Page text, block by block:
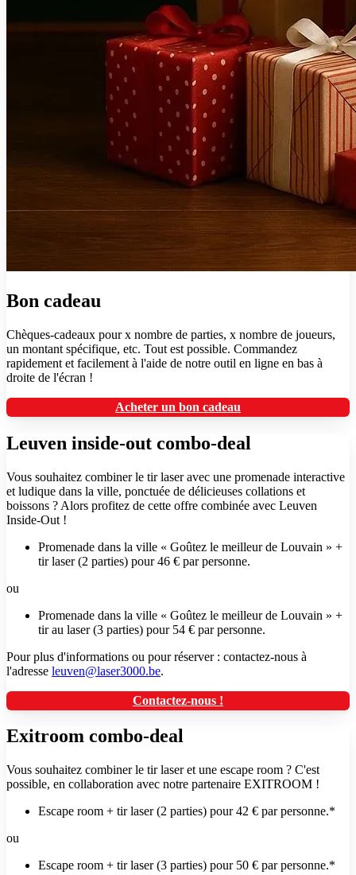
Bon cadeau
Chèques-cadeaux pour x nombre de parties, x nombre de joueurs,
un montant spécifique, etc. Tout est possible. Commandez
rapidement et facilement à l'aide de notre outil en ligne en bas à
droite de l'écran !
Acheter un bon cadeau
Leuven inside-out combo-deal
Vous souhaitez combiner le tir laser avec une promenade interactive
et ludique dans la ville, ponctuée de délicieuses collations et
boissons ? Alors profitez de cette offre combinée avec Leuven
Inside-Out !
Promenade dans la ville « Goûtez le meilleur de Louvain » +
tir laser (2 parties) pour 46 € par personne.
ou
Promenade dans la ville « Goûtez le meilleur de Louvain » +
tir au laser (3 parties) pour 54 € par personne.
Pour plus d'informations ou pour réserver : contactez-nous à
l'adresse leuven@laser3000.be.
Contactez-nous !
Exitroom combo-deal
Vous souhaitez combiner le tir laser et une escape room ? C'est
possible, en collaboration avec notre partenaire EXITROOM !
Escape room + tir laser (2 parties) pour 42 € par personne.*
ou
Escape room + tir laser (3 parties) pour 50 € par personne.*